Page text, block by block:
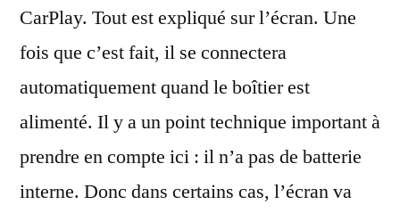
CarPlay. Tout est expliqué sur l’écran. Une
fois que c’est fait, il se connectera
automatiquement quand le boîtier est
alimenté. Il y a un point technique important à
prendre en compte ici : il n’a pas de batterie
interne. Donc dans certains cas, l’écran va